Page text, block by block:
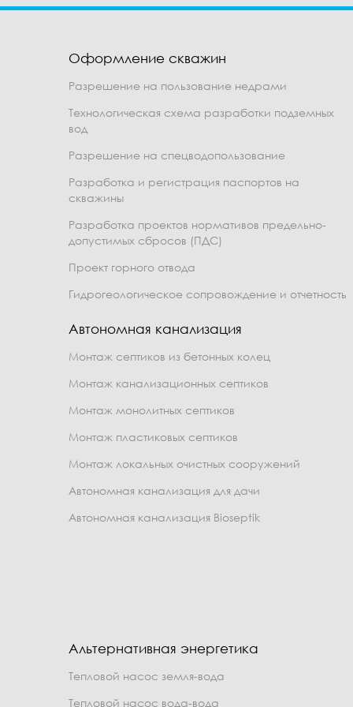
Оформление скважин
Разрешение на пользование недрами
Технологическая схема разработки подземных
вод
Разрешение на спецводопользование
Разработка и регистрация паспортов на
скважины
Разработка проектов нормативов предельно-
допустимых сбросов (ПДС)
Проект горного отвода
Гидрогеологическое сопровождение и отчетность
Автономная канализация
Монтаж септиков из бетонных колец
Монтаж канализационных септиков
Монтаж монолитных септиков
Монтаж пластиковых септиков
Монтаж локальных очистных сооружений
Автономная канализация для дачи
Автономная канализация Bioseptik
Альтернативная энергетика
Тепловой насос земля-вода
Тепловой насос вода-вода